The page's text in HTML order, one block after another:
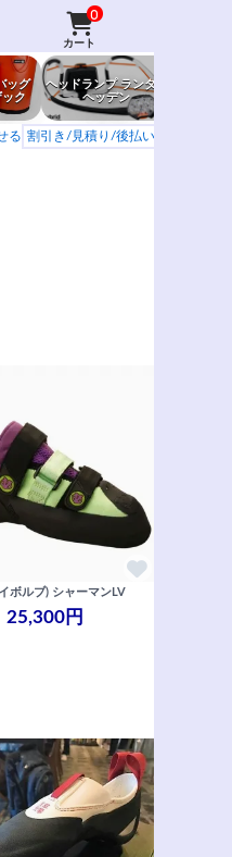
0
カート
ッグ
ク
ヘッドランプ ランタン
ヘッデン
る 割引き/見積り/後払い
ボルブ) シャーマンLV
25,300円